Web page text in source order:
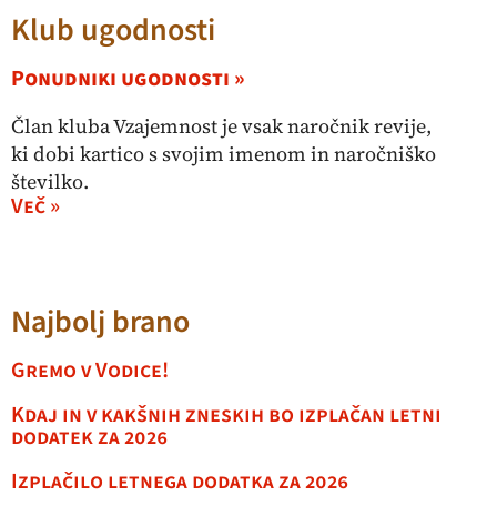
Klub ugodnosti
Ponudniki ugodnosti »
Član kluba Vzajemnost je vsak naročnik revije,
ki dobi kartico s svojim imenom in naročniško
številko.
Več »
Najbolj brano
Gremo v Vodice!
Kdaj in v kakšnih zneskih bo izplačan letni
dodatek za 2026
Izplačilo letnega dodatka za 2026